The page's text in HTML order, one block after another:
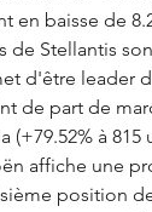
en baisse de
de Stellantis
d'être leader
de part de
(+79.52% à 815
affiche une
position